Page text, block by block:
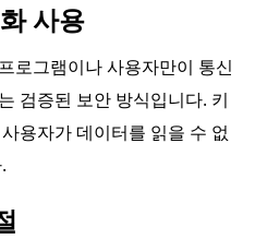
사용
로그램이나 사용자만이 통신
검증된 보안 방식입니다. 키
용자가 데이터를 읽을 수 없